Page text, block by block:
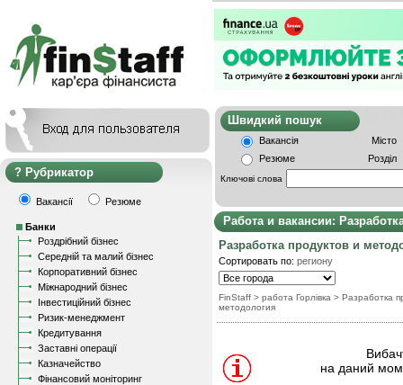
Рубрикатор
Вакансії Резюме
Банки
Роздрібний бізнес
Середній та малий бізнес
Корпоративний бізнес
Міжнародний бізнес
Інвестиційний бізнес
Ризик-менеджмент
Кредитування
Заставні операції
Казначейство
Фінансовий моніторинг
Швидкий
Вакансія
Місто
Резюме
Розділ
Ключові слова
Работа и вакансии:
Разработка продуктов и
Сортировать по: региону
FinStaff > работа Горлівка > Разработка
методология
на даний